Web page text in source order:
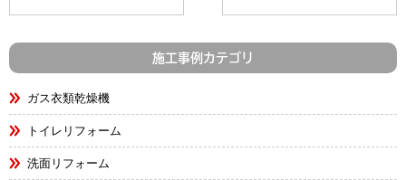
施工事例カテゴリ
ガス衣類乾燥機
トイレリフォーム
洗面リフォーム